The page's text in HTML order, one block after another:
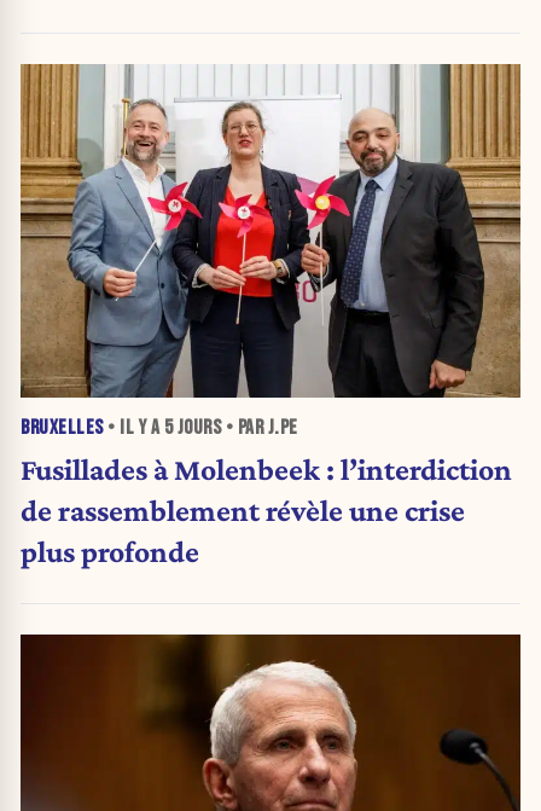
BRUXELLES• IL Y A 5 JOURS• PAR J.PE
Fusillades à Molenbeek : l’interdiction
de rassemblement révèle une crise
plus profonde